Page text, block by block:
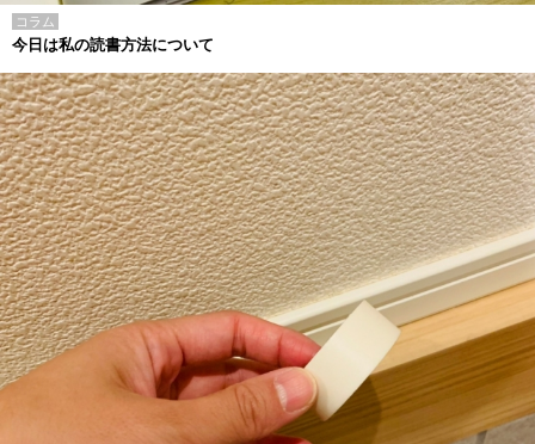
コラム
今日は私の読書方法について